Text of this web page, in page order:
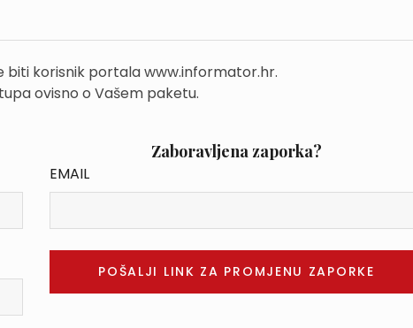
biti korisnik portala www.informator.hr.
ovisno o Vašem paketu.
Zaboravljena zaporka?
EMAIL